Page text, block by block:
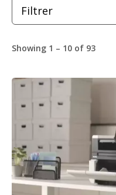
Filtrer
Showing 1 – 10 of 93